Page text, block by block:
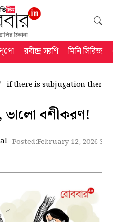
রবীন্দ্র সরণি মিনি সিরিজ
if there is subjugation then
ভালো বশীকরণ!
Posted:February 12, 2026